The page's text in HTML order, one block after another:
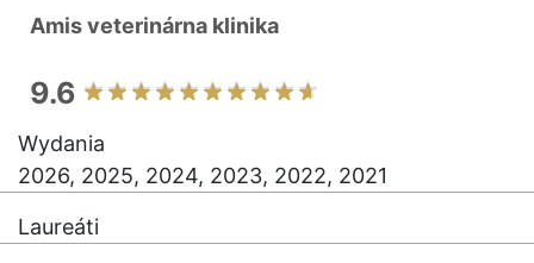
Amis veterinárna klinika
9.6
Wydania
2026, 2025, 2024, 2023, 2022, 2021
Laureáti